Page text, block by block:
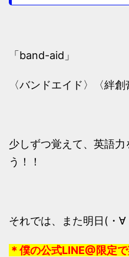
「band-aid」
〈バンドエイド〉〈絆創
少しずつ覚えて、英語
う！！
それでは、また明日(・∀
＊僕の公式LINE@限定